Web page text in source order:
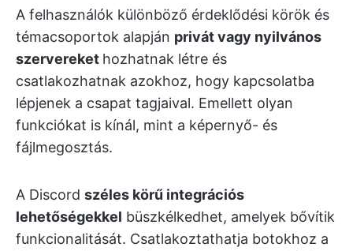
A felhasználók különböző érdeklődési körök és
témacsoportok alapján privát vagy nyilvános
szervereket hozhatnak létre és
csatlakozhatnak azokhoz, hogy kapcsolatba
lépjenek a csapat tagjaival. Emellett olyan
funkciókat is kínál, mint a képernyő- és
fájlmegosztás.
A Discord széles körű integrációs
lehetőségekkel büszkélkedhet, amelyek bővítik
funkcionalitását. Csatlakoztathatja botokhoz a